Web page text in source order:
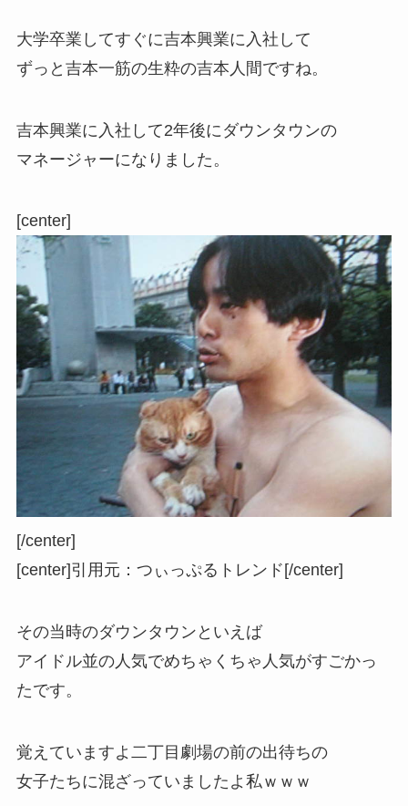
大学卒業してすぐに吉本興業に入社して
ずっと吉本一筋の生粋の吉本人間ですね。
吉本興業に入社して2年後にダウンタウンの
マネージャーになりました。
[center]
[/center]
[center]引用元：つぃっぷるトレンド [/center]
その当時のダウンタウンといえば
アイドル並の人気でめちゃくちゃ人気がすごかっ
たです。
覚えていますよ二丁目劇場の前の出待ちの
女子たちに混ざっていましたよ私ｗｗｗ